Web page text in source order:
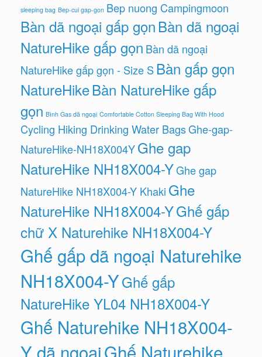
sleeping bag Bep-cui gap-gon Bep nuong Campingmoon
Bàn dã ngoại gấp gọnBàn dã ngoại
NatureHike gấp gọn Bàn dã ngoại
NatureHike gấp gọn - Size SBàn gấp gọn
NatureHikeBàn NatureHike gấp
gọn Bình Gas dã ngoại Comfortable Cotton Sleeping Bag With Hood
Cycling Hiking Drinking Water BagsGhe-gap-
NatureHike-NH18X004YGhe gap
NatureHike NH18X004-YGhe gap
NatureHike NH18X004-Y Khaki Ghe
NatureHike NH18X004-YGhế gấp
chữ X Naturehike NH18X004-Y
Ghế gấp dã ngoại Naturehike
NH18X004-YGhế gấp
NatureHike YL04 NH18X004-Y
Ghế Naturehike NH18X004-
Y dã ngoạiGhế Naturehike